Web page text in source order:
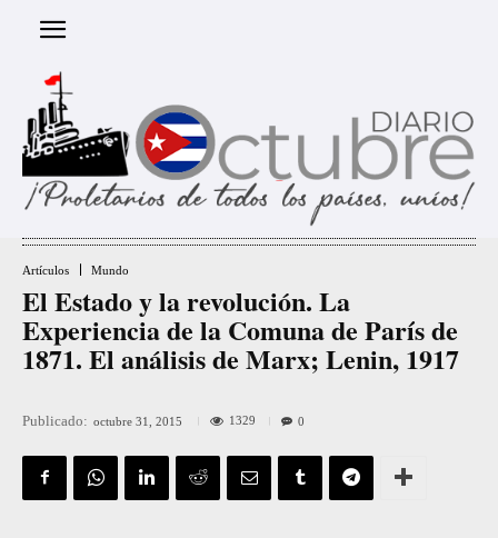
Artículos Mundo
El Estado y la revolución. La
Experiencia de la Comuna de París de
1871. El análisis de Marx; Lenin, 1917
Publicado: octubre 31, 2015 1329 0